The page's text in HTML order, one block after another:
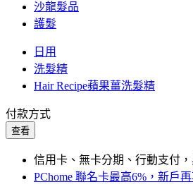
沙龍髮品
護髮
日用
洗髮精
Hair Recipe蘋果薑洗髮精
付款方式
查看
信用卡、無卡分期、行動支付
PChome 聯名卡最高6%，新戶